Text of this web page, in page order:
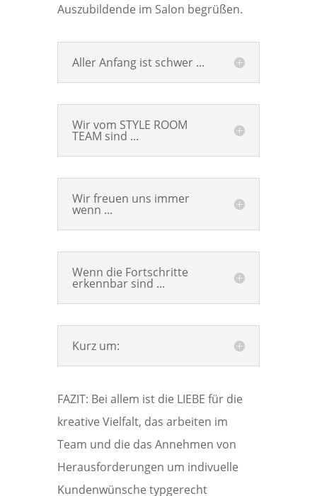
Auszubildende im Salon begrüßen.
Aller Anfang ist schwer ...
Wir vom STYLE ROOM
TEAM sind ...
Wir freuen uns immer
wenn ...
Wenn die Fortschritte
erkennbar sind ...
Kurz um:
FAZIT: Bei allem ist die LIEBE für die
kreative Vielfalt, das arbeiten im
Team und die das Annehmen von
Herausforderungen um indivuelle
Kundenwünsche typgerecht